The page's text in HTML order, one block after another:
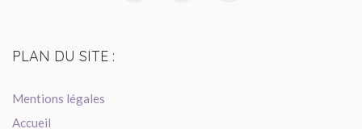
PLAN DU SITE :
Mentions légales
Accueil